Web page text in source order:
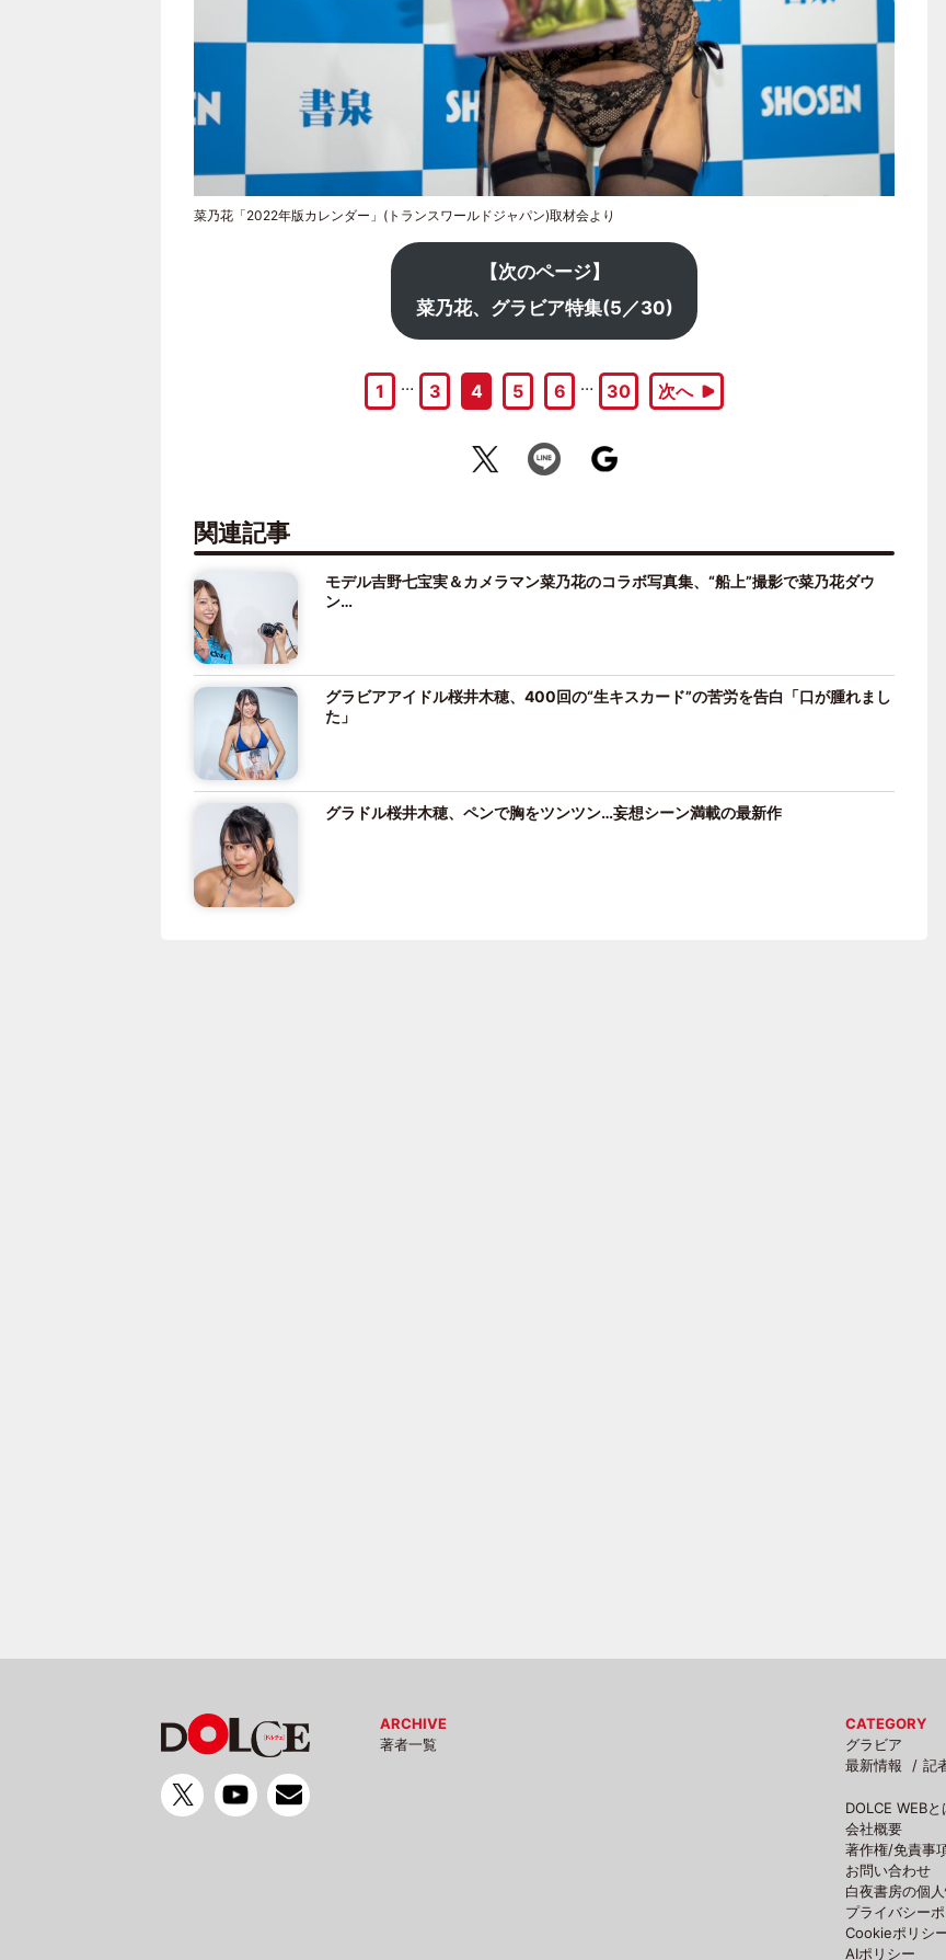
菜乃花「2022年版カレンダー」(トランスワールドジャパン)取材会より
【次のページ】
菜乃花、グラビア特集(5／30)
1 … 3 4 5 6 … 30 次へ
関連記事
モデル吉野七宝実＆カメラマン菜乃花のコラボ写真集、“船上”撮影で菜乃花ダウ
ン…
グラビアアイドル桜井木穂、400回の“生キスカード”の苦労を告白「口が腫れまし
た」
グラドル桜井木穂、ペンで胸をツンツン…妄想シーン満載の最新作
ARCHIVE
著者一覧
CATEGORY
グラビア
最新情報
記
DOLCE WEBと
会社概要
著作権/免責事
お問い合わせ
白夜書房の個
プライバシー
Cookieポリシ
AIポリシー